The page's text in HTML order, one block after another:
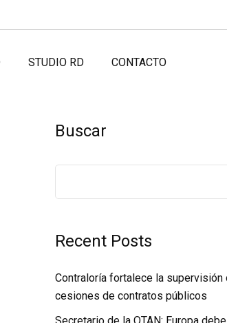
STUDIO RD CONTACTO
Buscar
Recent Posts
Contraloría fortalece la supervisión
cesiones de contratos públicos